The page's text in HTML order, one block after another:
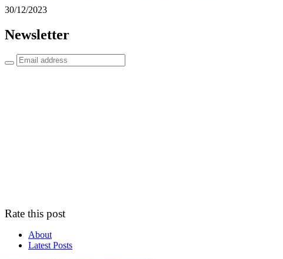
30/12/2023
Newsletter
Rate this post
About
Latest Posts